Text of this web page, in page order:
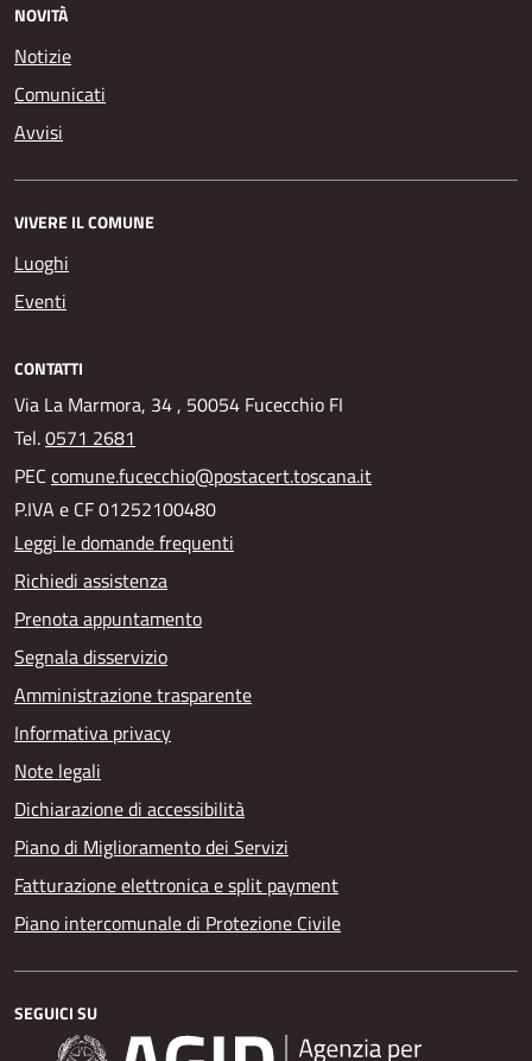
NOVITÀ
Notizie
Comunicati
Avvisi
VIVERE IL COMUNE
Luoghi
Eventi
CONTATTI
Via La Marmora, 34 , 50054 Fucecchio FI
Tel.0571 2681
PEC comune.fucecchio@postacert.toscana.it
P.IVA e CF 01252100480
Leggi le domande frequenti
Richiedi assistenza
Prenota appuntamento
Segnala disservizio
Amministrazione trasparente
Informativa privacy
Note legali
Dichiarazione di accessibilità
Piano di Miglioramento dei Servizi
Fatturazione elettronica e split payment
Piano intercomunale di Protezione Civile
SEGUICI SU